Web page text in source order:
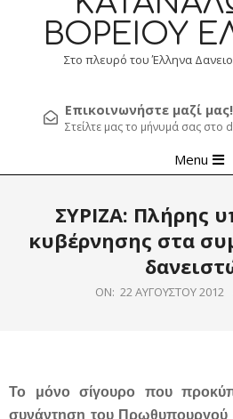
ΒΟΡΕΊΟΥ
Στο πλευρό του Έλληνα
Επικοινωνήστε μαζί μας!
Στείλτε μας το μήνυμά σας στο
Navigation
Menu
ΣΥΡΙΖΑ: Πλήρης
κυβέρνησης στα
ON: 22 ΑΥΓΟΎΣΤΟΥ 2012
Το μόνο σίγουρο που
συνάντηση του Πρωθυπουργού